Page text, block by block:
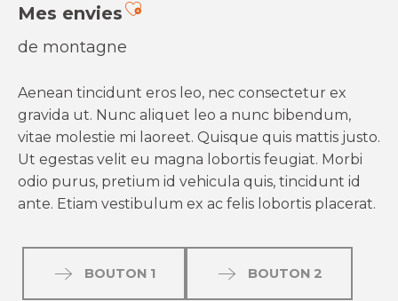
Mes enviesAjouter aux favoris
de montagne
Aenean tincidunt eros leo, nec consectetur ex
gravida ut. Nunc aliquet leo a nunc bibendum,
vitae molestie mi laoreet. Quisque quis mattis justo.
Ut egestas velit eu magna lobortis feugiat. Morbi
odio purus, pretium id vehicula quis, tincidunt id
ante. Etiam vestibulum ex ac felis lobortis placerat.
BOUTON 1 BOUTON 2